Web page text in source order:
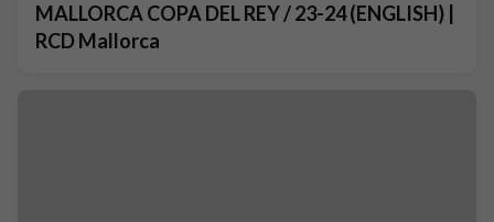
MALLORCA COPA DEL REY / 23-24 (ENGLISH) |
RCD Mallorca